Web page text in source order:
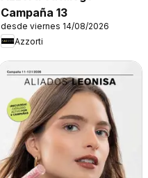
Campaña 13
desde viernes 14/08/2026
Azzorti